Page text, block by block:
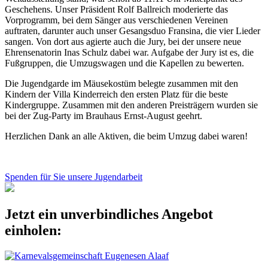
Geschehens. Unser Präsident Rolf Ballreich moderierte das
Vorprogramm, bei dem Sänger aus verschiedenen Vereinen
auftraten, darunter auch unser Gesangsduo Fransina, die vier Lieder
sangen. Von dort aus agierte auch die Jury, bei der unsere neue
Ehrensenatorin Inas Schulz dabei war. Aufgabe der Jury ist es, die
Fußgruppen, die Umzugswagen und die Kapellen zu bewerten.
Die Jugendgarde im Mäusekostüm belegte zusammen mit den
Kindern der Villa Kinderreich den ersten Platz für die beste
Kindergruppe. Zusammen mit den anderen Preisträgern wurden sie
bei der Zug-Party im Brauhaus Ernst-August geehrt.
Herzlichen Dank an alle Aktiven, die beim Umzug dabei waren!
Spenden für Sie unsere Jugendarbeit
Jetzt ein unverbindliches Angebot
einholen: